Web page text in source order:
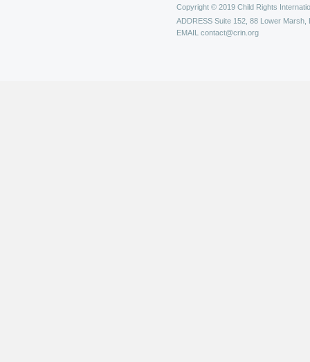
Copyright © 2019 Child Rights
ADDRESS Suite 152, 88 Lower Marsh,
EMAIL contact@crin.org